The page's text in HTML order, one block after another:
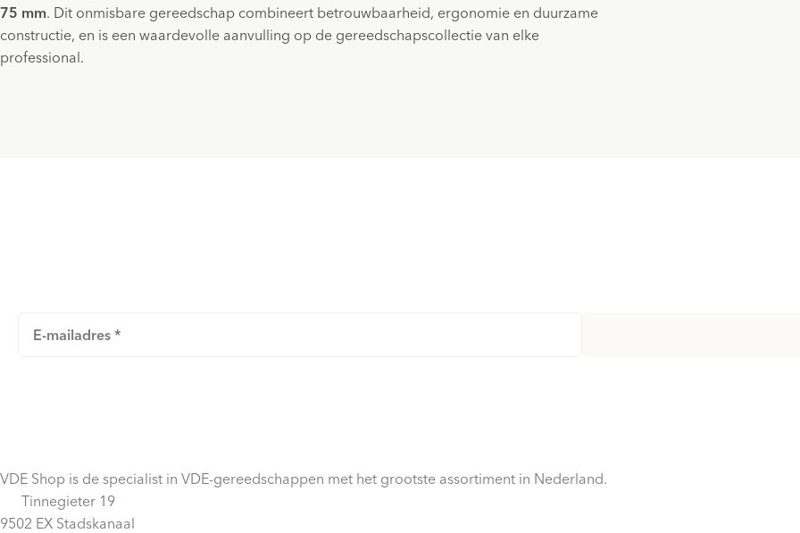
75 mm. Dit onmisbare gereedschap combineert betrouwbaarheid, ergonomie en duurzame
constructie, en is een waardevolle aanvulling op de gereedschapscollectie van elke
professional.
VDE Shop is de specialist in VDE-gereedschappen met het grootste assortiment in Nederland.
Tinnegieter 19
9502 EX Stadskanaal